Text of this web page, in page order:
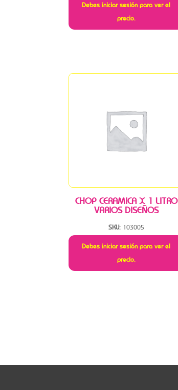
Debes iniciar sesión para ver el
precio.
CHOP CERAMICA X 1 LITRO
VARIOS DISEÑOS
SKU: 103005
Debes iniciar sesión para ver el
precio.